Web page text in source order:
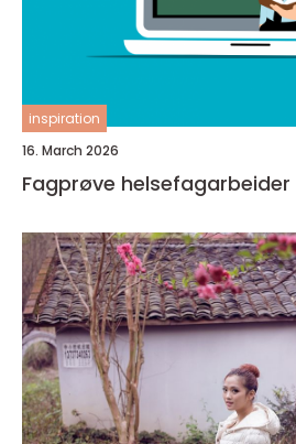
inspiration
16. March 2026